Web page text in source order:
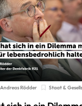
Andreas Rödder Staat &